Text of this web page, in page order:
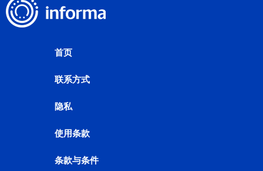
首页
联系方式
隐私
使用条款
条款与条件